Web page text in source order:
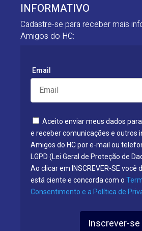
INFORMATIVO
Cadastre-se para receber mais
Amigos do HC:
Email
Aceito enviar meus dados
e receber comunicações e outros
Amigos do HC por e-mail ou
LGPD (Lei Geral de Proteção de
Ao clicar em INSCREVER-SE você
está ciente e concorda com o
Consentimento e a Política de
Inscrever-se